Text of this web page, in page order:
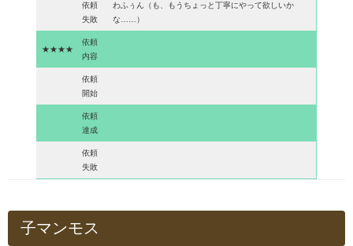
依頼
失敗
わふぅん（も、もうちょっと丁寧にやって欲しいか
な……）
★★★★
依頼
内容
依頼
開始
依頼
達成
依頼
失敗
子マンモス